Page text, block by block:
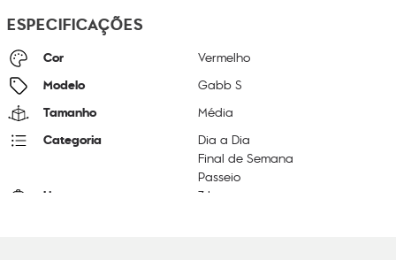
ESPECIFICAÇÕES
Cor Vermelho
Modelo Gabb S
Tamanho Média
Categoria
Dia a Dia
Final de Semana
Passeio
Litragem 7 L